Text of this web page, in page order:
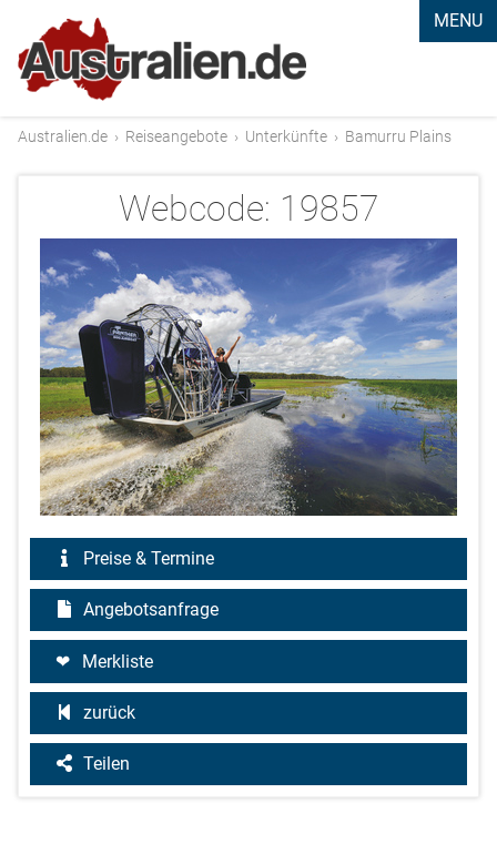
MENU
Australien.de › Reiseangebote › Unterkünfte › Bamurru Plains
Webcode: 19857
Preise & Termine
Angebotsanfrage
Merkliste
zurück
Teilen